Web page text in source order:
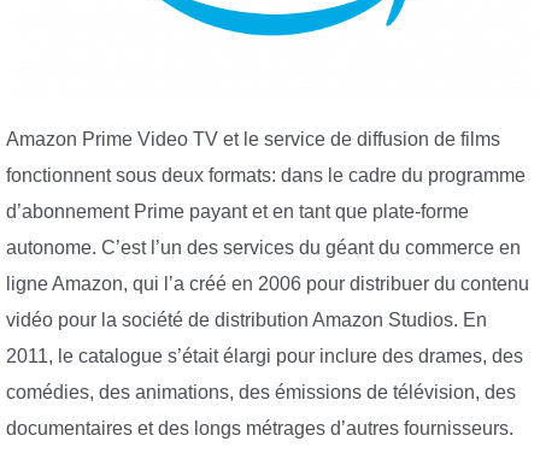
Amazon Prime Video TV et le service de diffusion de films
fonctionnent sous deux formats: dans le cadre du programme
d’abonnement Prime payant et en tant que plate-forme
autonome. C’est l’un des services du géant du commerce en
ligne Amazon, qui l’a créé en 2006 pour distribuer du contenu
vidéo pour la société de distribution Amazon Studios. En
2011, le catalogue s’était élargi pour inclure des drames, des
comédies, des animations, des émissions de télévision, des
documentaires et des longs métrages d’autres fournisseurs.